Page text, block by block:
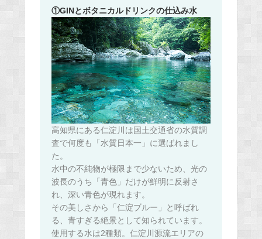
①GINとボタニカルドリンクの仕込み水
高知県にある仁淀川は国土交通省の水質調
査で何度も「水質日本一」に選ばれまし
た。
水中の不純物が極限まで少ないため、光の
波長のうち「青色」だけが鮮明に反射さ
れ、深い青色が現れます。
その美しさから「仁淀ブルー」と呼ばれ
る、青すぎる絶景として知られています。
使用する水は2種類。仁淀川源流エリアの